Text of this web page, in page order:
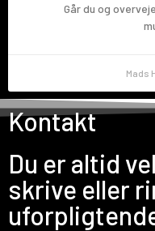
Går du og
Mads
Kontakt
Du er altid
skrive eller